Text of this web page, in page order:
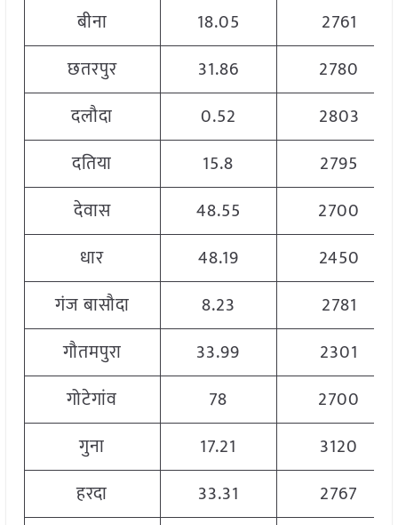
बीना
18.05
2761
छतरपुर
31.86
2780
दलौदा
0.52
2803
दतिया
15.8
2795
देवास
48.55
2700
धार
48.19
2450
गंज बासौदा
8.23
2781
गौतमपुरा
33.99
2301
गोटेगांव
78
2700
गुना
17.21
3120
हरदा
33.31
2767